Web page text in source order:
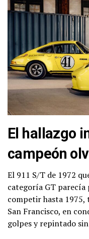
El hallazgo
campeón
El 911 S/T de 1972
categoría GT parecía
competir hasta
San Francisco, en
golpes y repintado